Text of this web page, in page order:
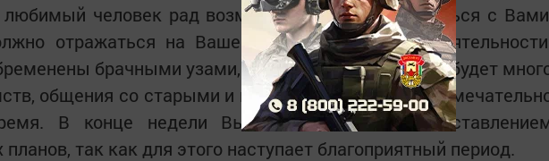
человек рад возможности больше общаться с
отражаться на Вашей профессиональной
брачными узами, то на этой неделе у Вас будет
общения со старыми и новыми друзьями, Вы
В конце недели Вы можете заняться
так как для этого наступает благоприятный период.